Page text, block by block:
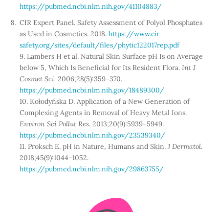
https://pubmed.ncbi.nlm.nih.gov/41104883/
CIR Expert Panel. Safety Assessment of Polyol Phosphates
as Used in Cosmetics. 2018. https://www.cir-
safety.org/sites/default/files/phytic122017rep.pdf
9. Lambers H et al. Natural Skin Surface pH Is on Average
below 5, Which Is Beneficial for Its Resident Flora. Int J
Cosmet Sci. 2006;28(5):359–370.
https://pubmed.ncbi.nlm.nih.gov/18489300/
10. Kołodyńska D. Application of a New Generation of
Complexing Agents in Removal of Heavy Metal Ions.
Environ Sci Pollut Res. 2013;20(9):5939–5949.
https://pubmed.ncbi.nlm.nih.gov/23539340/
11. Proksch E. pH in Nature, Humans and Skin. J Dermatol.
2018;45(9):1044–1052.
https://pubmed.ncbi.nlm.nih.gov/29863755/